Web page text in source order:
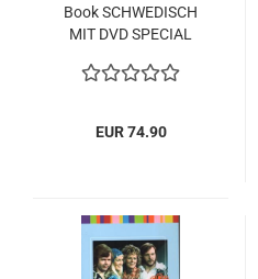
Book SCHWEDISCH
MIT DVD SPECIAL
EUR 74.90